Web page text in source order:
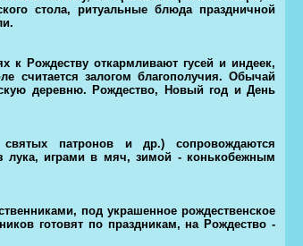
стола, ритуальные блюда праздничной
к Рождеству откармливают гусей и индеек,
считается залогом благополучия. Обычай
деревню. Рождество, Новый год и День
патронов и др.) сопровождаются
лука, играми в мяч, зимой - конькобежным
под украшенное рождественское
готовят по праздникам, на Рождество -